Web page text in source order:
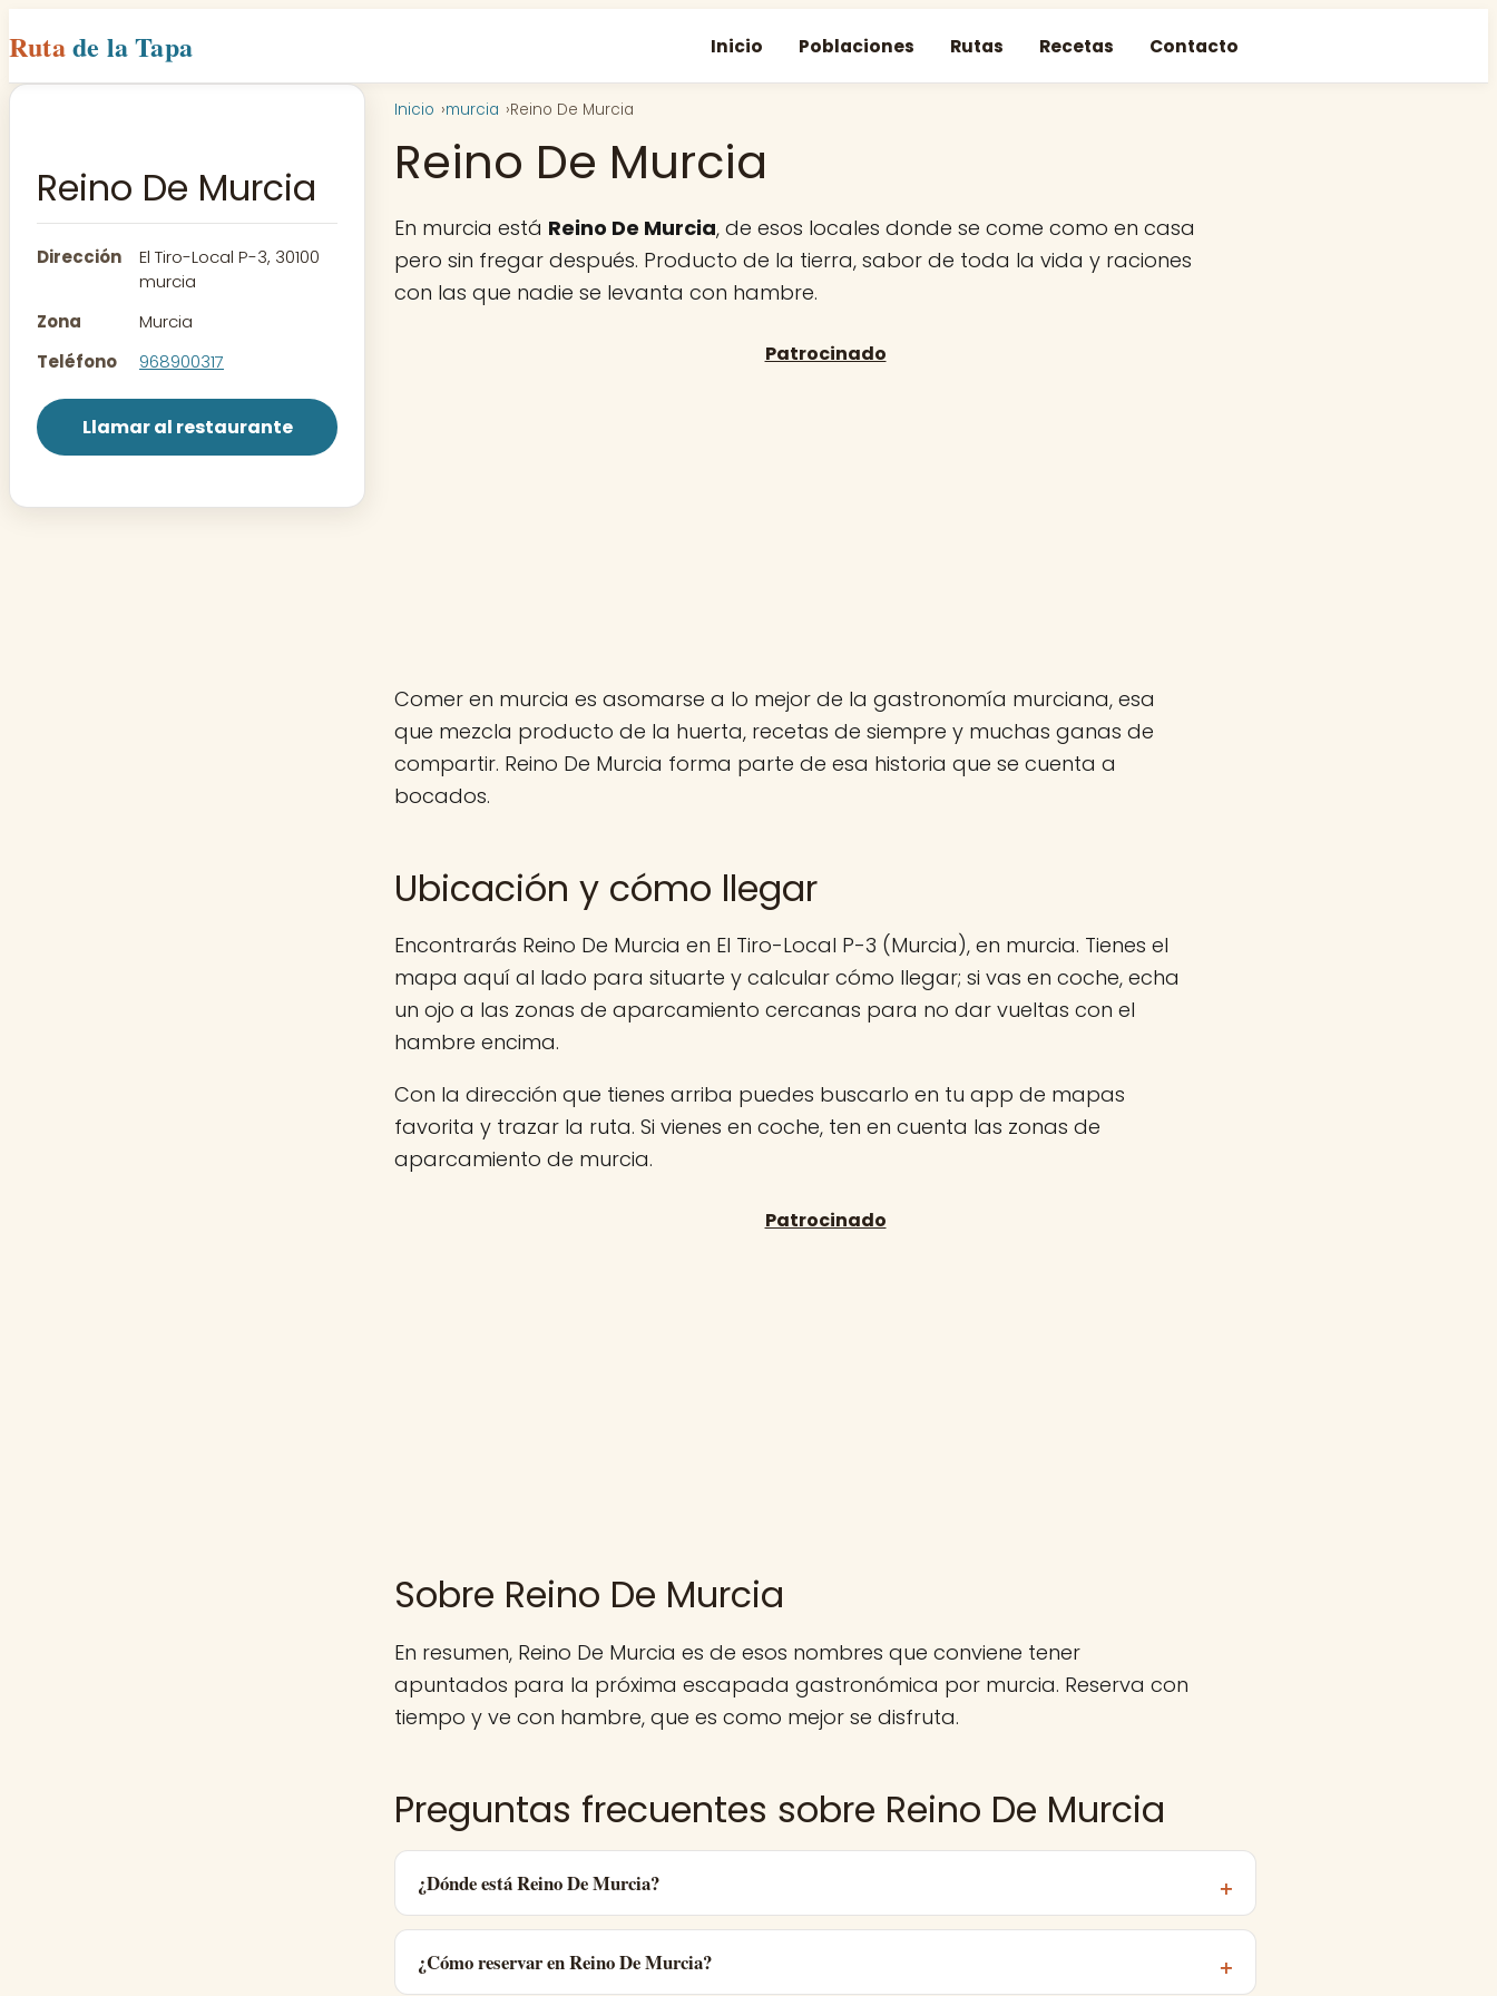
Rutade la Tapa Inicio Poblaciones Rutas Recetas Contacto
Reino De Murcia
Dirección
El Tiro-Local P-3, 30100
murcia
Zona
Murcia
Teléfono
968900317
Llamar al restaurante
Inicio murcia Reino De Murcia
Reino De Murcia
En murcia está Reino De Murcia, de esos locales donde se come como en casa
pero sin fregar después. Producto de la tierra, sabor de toda la vida y raciones
con las que nadie se levanta con hambre.
Comer en murcia es asomarse a lo mejor de la gastronomía murciana, esa
que mezcla producto de la huerta, recetas de siempre y muchas ganas de
compartir. Reino De Murcia forma parte de esa historia que se cuenta a
bocados.
Ubicación y cómo llegar
Encontrarás Reino De Murcia en El Tiro-Local P-3 (Murcia), en murcia. Tienes el
mapa aquí al lado para situarte y calcular cómo llegar; si vas en coche, echa
un ojo a las zonas de aparcamiento cercanas para no dar vueltas con el
hambre encima.
Con la dirección que tienes arriba puedes buscarlo en tu app de mapas
favorita y trazar la ruta. Si vienes en coche, ten en cuenta las zonas de
aparcamiento de murcia.
Sobre Reino De Murcia
En resumen, Reino De Murcia es de esos nombres que conviene tener
apuntados para la próxima escapada gastronómica por murcia. Reserva con
tiempo y ve con hambre, que es como mejor se disfruta.
Preguntas frecuentes sobre Reino De Murcia
¿Dónde está Reino De Murcia?
¿Cómo reservar en Reino De Murcia?